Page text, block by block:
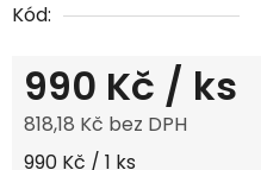
Kód:
990 Kč / ks
818,18 Kč bez DPH
Měrná cena:
990 Kč / 1 ks